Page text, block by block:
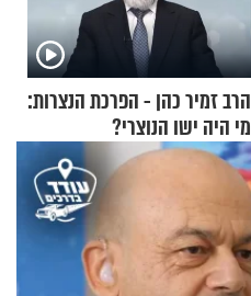
הרב זמיר כהן - הפרכת הנצרות:
מי היה ישו הנוצרי?